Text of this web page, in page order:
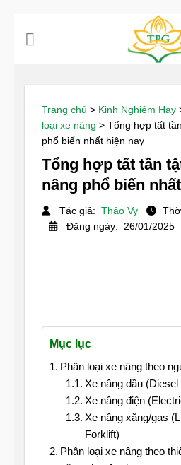
Trang chủ > Kinh Nghiệm Hay
loại xe nâng > Tổng hợp tất
phổ biến nhất hiện nay
Tổng hợp tất tần
nâng phổ biến
Tác giả: Thảo Vy
Đăng ngày: 26/01/2025
Mục lục
Phân loại xe nâng theo
Xe nâng dầu (Diesel
Xe nâng điện
Xe nâng xăng/gas
Forklift)
Phân loại xe nâng theo